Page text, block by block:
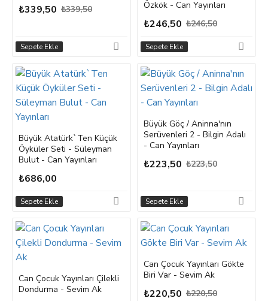
₺339,50 ₺339,50
Sepete Ekle
Özkök - Can Yayınları
₺246,50 ₺246,50
Sepete Ekle
Büyük Atatürk`Ten Küçük
Öyküler Seti - Süleyman
Bulut - Can Yayınları
₺686,00
Sepete Ekle
Büyük Göç / Aninna'nın
Serüvenleri 2 - Bilgin Adalı
- Can Yayınları
₺223,50 ₺223,50
Sepete Ekle
Can Çocuk Yayınları Çilekli
Dondurma - Sevim Ak
Can Çocuk Yayınları Gökte
Biri Var - Sevim Ak
₺220,50 ₺220,50